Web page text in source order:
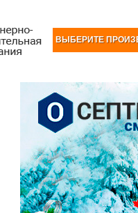
ВЫБЕРИТЕ